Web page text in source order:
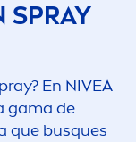
SPRAY
En NIVEA
gama de
que busques